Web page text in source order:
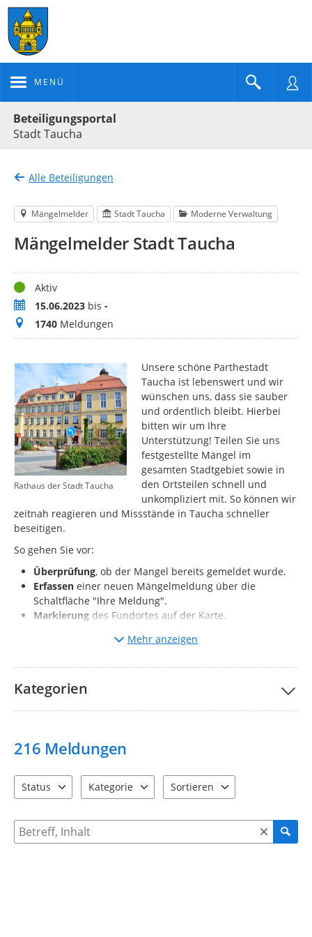
MENÜ
Beteiligungsportal
Stadt Taucha
Alle Beteiligungen
Mängelmelder Stadt Taucha Moderne Verwaltung
Mängelmelder Stadt Taucha
StatusAktiv
Zeitraum15.06.2023 bis -
Meldungen
1740 Meldungen
Rathaus der Stadt Taucha
Unsere schöne Parthestadt
Taucha ist lebenswert und wir
wünschen uns, dass sie sauber
und ordentlich bleibt. Hierbei
bitten wir um Ihre
Unterstützung! Teilen Sie uns
festgestellte Mängel im
gesamten Stadtgebiet sowie in
den Ortsteilen schnell und
unkompliziert mit. So können wir
zeitnah reagieren und Missstände in Taucha schneller
beseitigen.
So gehen Sie vor:
Überprüfung, ob der Mangel bereits gemeldet wurde.
Erfassen einer neuen Mängelmeldung über die
Schaltfläche "Ihre Meldung".
Markierung des Fundortes auf der Karte.
des Mangels und ggf. Hochladen von
Bitte nehmen Sie unsere Teilnahmebedingungen und
zur Kenntnis.
Mehr anzeigen
Kategorien
216 Meldungen
Status
Kategorie
Sortieren
Suche nach Meldungen und Kommentaren